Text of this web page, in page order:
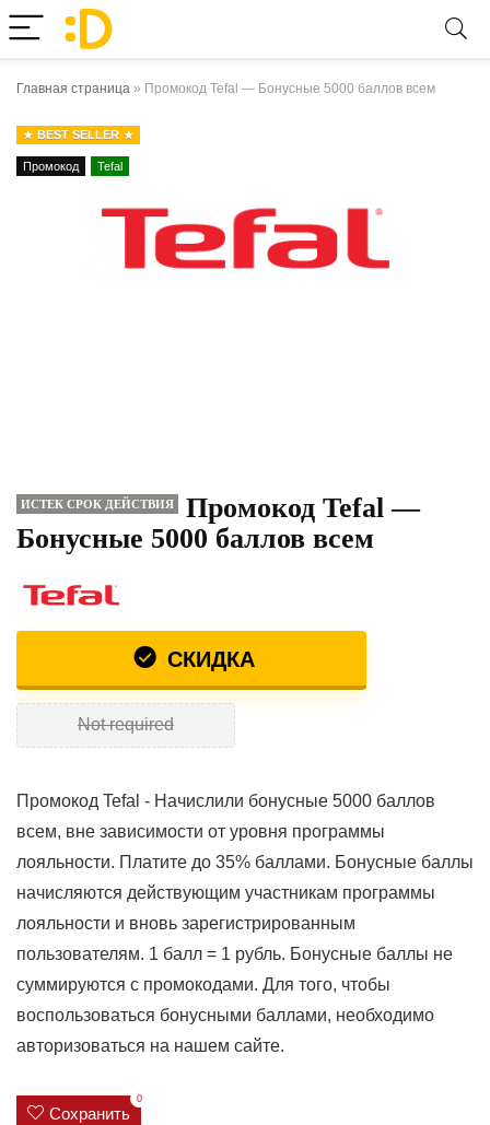
Главная страница » Промокод Tefal — Бонусные 5000 баллов всем
BEST SELLER
Промокод Tefal
ИСТЕК СРОК ДЕЙСТВИЯ
Промокод Tefal —
Бонусные 5000 баллов всем
СКИДКА
Not required
Промокод Tefal - Начислили бонусные 5000 баллов
всем, вне зависимости от уровня программы
лояльности. Платите до 35% баллами. Бонусные баллы
начисляются действующим участникам программы
лояльности и вновь зарегистрированным
пользователям. 1 балл = 1 рубль. Бонусные баллы не
суммируются с промокодами. Для того, чтобы
воспользоваться бонусными баллами, необходимо
авторизоваться на нашем сайте.
Сохранить
0